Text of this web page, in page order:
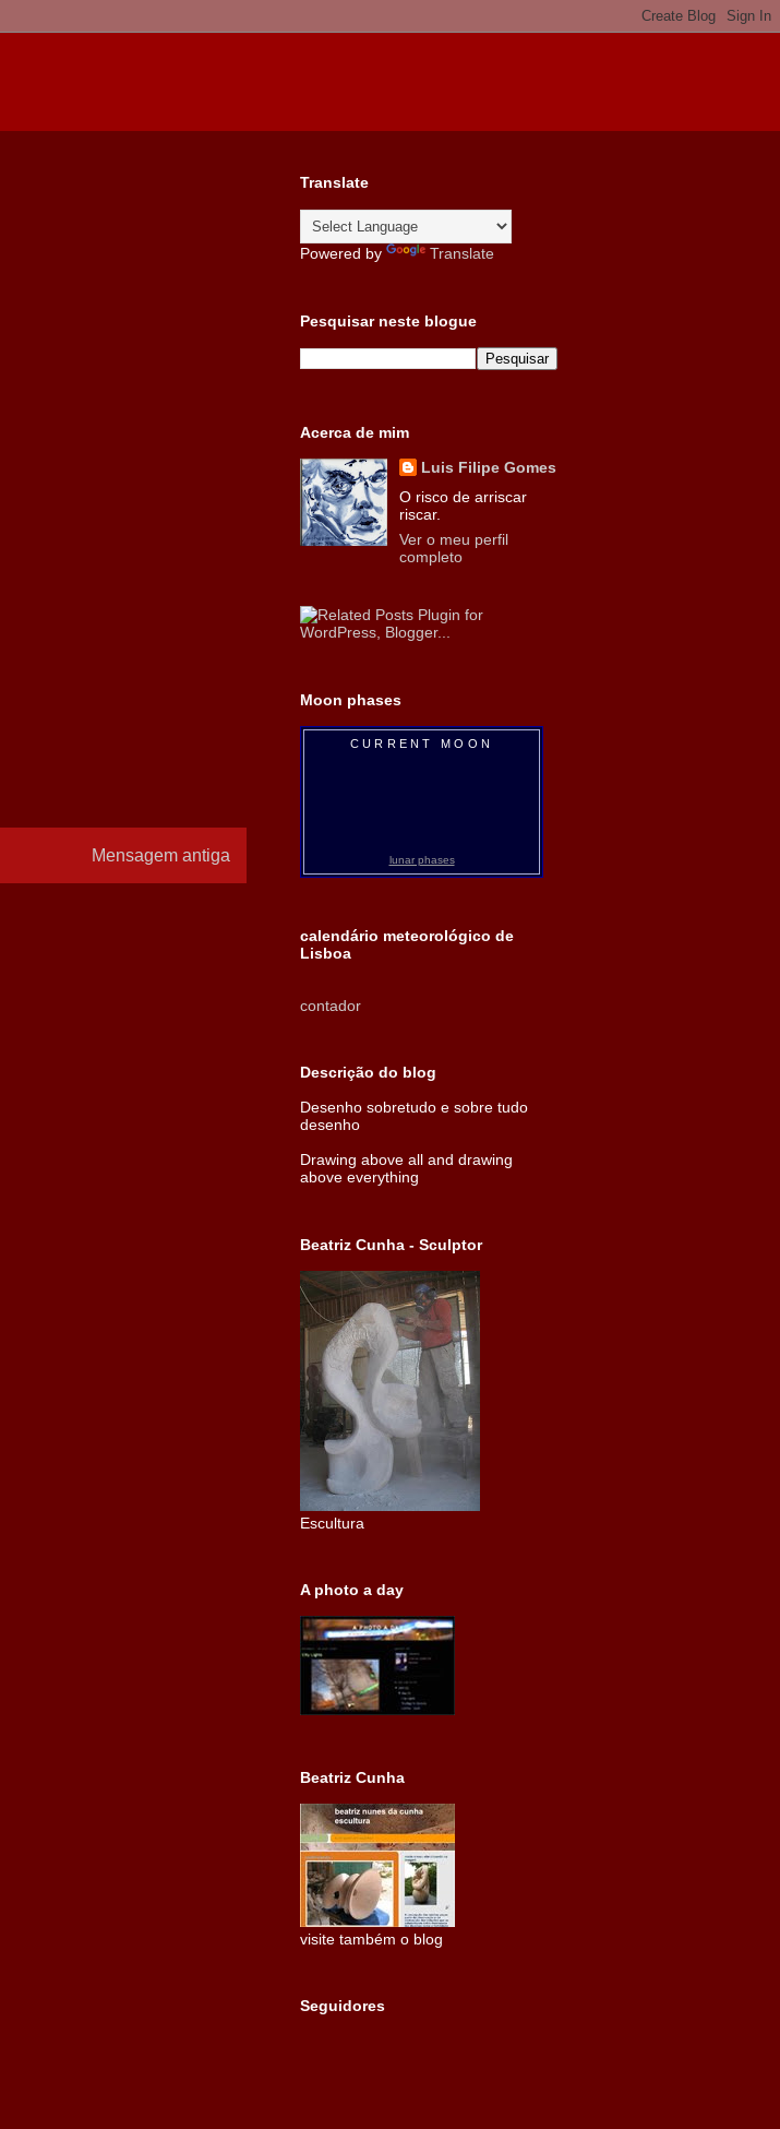
Mensagem antiga
Translate
Powered by Translate
Pesquisar neste blogue
Acerca de mim
Luis Filipe Gomes
O risco de arriscar
riscar.
Ver o meu perfil
completo
Moon phases
CURRENT MOON
lunar phases
calendário meteorológico de
Lisboa
contador
Descrição do blog
Desenho sobretudo e sobre tudo
desenho
Drawing above all and drawing
above everything
Beatriz Cunha - Sculptor
Escultura
A photo a day
Beatriz Cunha
visite também o blog
Seguidores